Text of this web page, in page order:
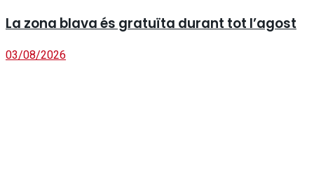
La zona blava és gratuïta durant tot l’agost
03/08/2026